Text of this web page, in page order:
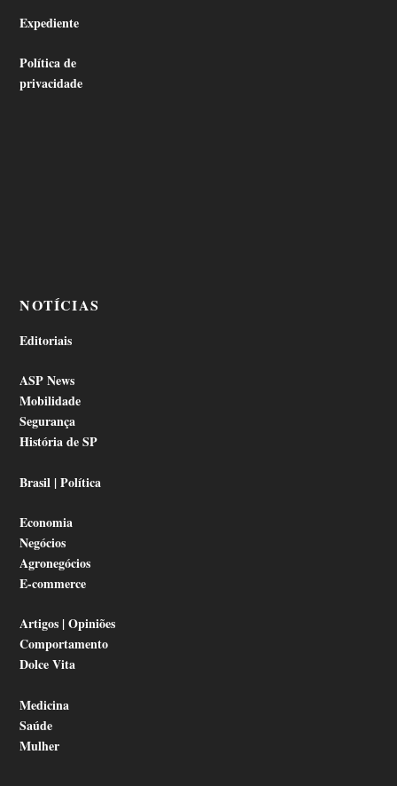
Expediente
Política de
privacidade
NOTÍCIAS
Editoriais
ASP News
Mobilidade
Segurança
História de SP
Brasil | Política
Economia
Negócios
Agronegócios
E-commerce
Artigos | Opiniões
Comportamento
Dolce Vita
Medicina
Saúde
Mulher